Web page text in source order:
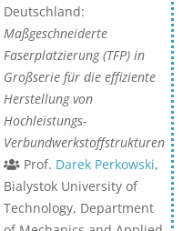
Deutschland:
Maßgeschneiderte
Faserplatzierung (TFP) in
Großserie für die effiziente
Herstellung von
Hochleistungs-
Verbundwerkstoffstrukturen
Prof. Darek Perkowski,
Bialystok University of
Technology, Department